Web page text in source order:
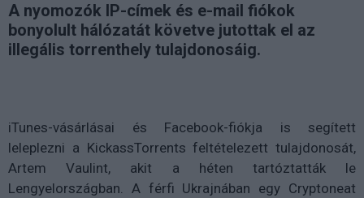
A nyomozók IP-címek és e-mail fiókok
bonyolult hálózatát követve jutottak el az
illegális torrenthely tulajdonosáig.
iTunes-vásárlásai és Facebook-fiókja is segített
leleplezni a KickassTorrents feltételezett tulajdonosát,
Artem Vaulint, akit a héten tartóztatták le
Lengyelországban. A férfi Ukrajnában egy Cryptoneat